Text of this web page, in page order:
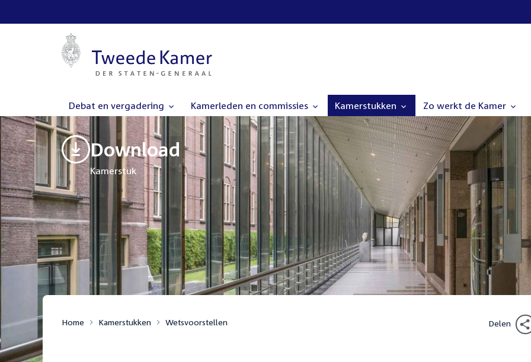
Debat en vergadering Kamerleden en commissies Kamerstukken Zo werkt de Kamer
Download
Kamerstuk
Home Kamerstukken Wetsvoorstellen Delen